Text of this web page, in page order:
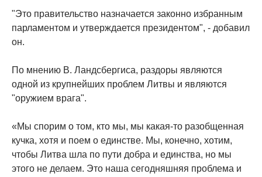
"Это правительство назначается законно избранным
парламентом и утверждается президентом", - добавил
он.
По мнению В. Ландсбергиса, раздоры являются
одной из крупнейших проблем Литвы и являются
"оружием врага".
«Мы спорим о том, кто мы, мы какая-то разобщенная
кучка, хотя и поем о единстве. Мы, конечно, хотим,
чтобы Литва шла по пути добра и единства, но мы
этого не делаем. Это наша сегодняшняя проблема и